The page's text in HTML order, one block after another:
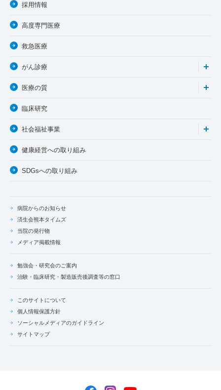
病院からのお知らせ
済生会熊本タイムズ
当院の発行物
メディア掲載情報
勉強会・研究会のご案内
治験・臨床研究・製造販売後調査等の窓口
このサイトについて
個人情報保護方針
ソーシャルメディアのガイドライン
サイトマップ
採用情報
高度専門医療
救急医療
がん診療
医療の質
臨床研究
社会福祉事業
健康経営への取り組み
SDGsへの取り組み